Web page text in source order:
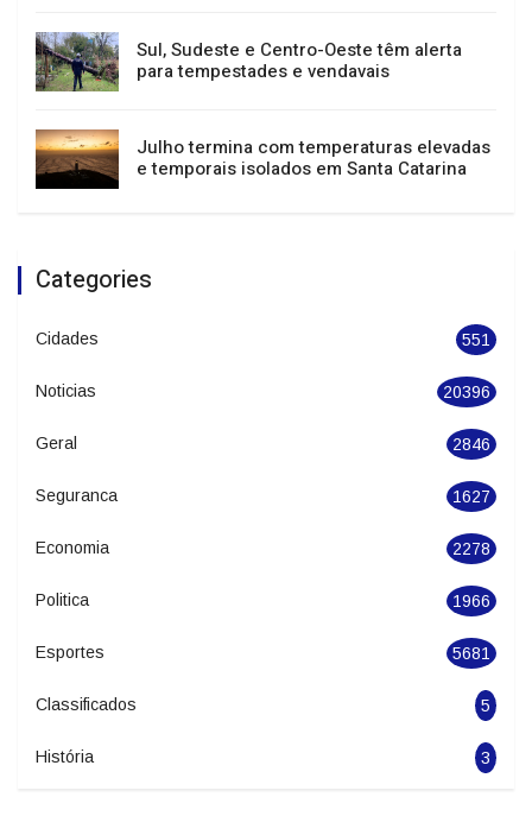
Festival de Dança de Joinville atrai mais de
400 mil pessoas e impulsiona turismo e
economia
Sul, Sudeste e Centro-Oeste têm alerta
para tempestades e vendavais
e temporais isolados em Santa Catarina
Categories
Cidades 551
Noticias 20396
Geral 2846
Seguranca 1627
Economia 2278
Politica 1966
Esportes 5681